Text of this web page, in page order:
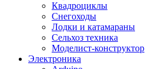
Квадроциклы
Снегоходы
Лодки и катамараны
Сельхоз техника
Моделист-конструктор
Электроника